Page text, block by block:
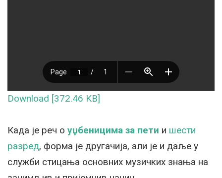
Download [372.46 KB]
Када је реч о уџбеницима за пети и шести
разред, форма је другачија, али је и даље у
служби стицања основних музичких знања на